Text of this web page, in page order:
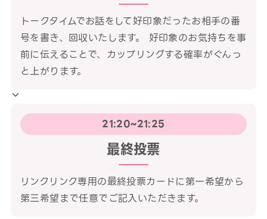
トークタイムでお話をして好印象だったお相手の番
号を書き、回収いたします。 好印象のお気持ちを事
前に伝えることで、カップリングする確率がぐんっ
と上がります。
21:20~21:25
最終投票
リンクリンク専用の最終投票カードに第一希望から
第三希望まで任意でご記入いただきます。